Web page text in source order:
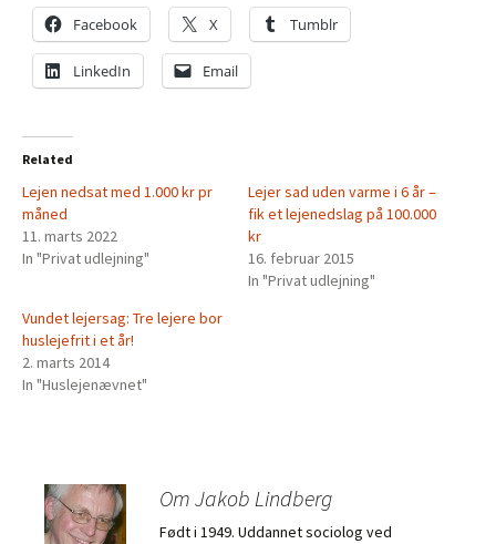
Facebook X Tumblr
LinkedIn Email
Related
Lejen nedsat med 1.000 kr pr
måned
11. marts 2022
In "Privat udlejning"
Lejer sad uden varme i 6 år –
fik et lejenedslag på 100.000
kr
16. februar 2015
In "Privat udlejning"
Vundet lejersag: Tre lejere bor
huslejefrit i et år!
2. marts 2014
In "Huslejenævnet"
Om Jakob Lindberg
Født i 1949. Uddannet sociolog ved